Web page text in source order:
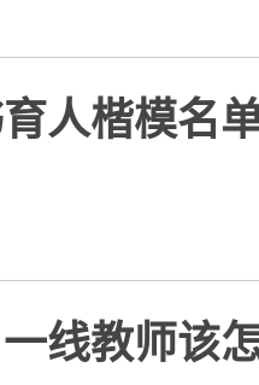
人楷模名
线教师该